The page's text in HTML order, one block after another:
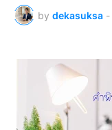
by dekasuksa -